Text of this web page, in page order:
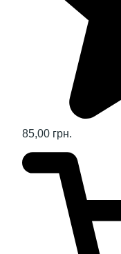
85,00 грн.